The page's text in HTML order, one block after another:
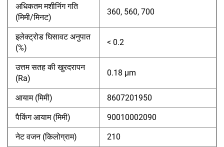
अधिकतम मशीनिंग गति
(मिमी/मिनट)
360, 560, 700
इलेक्ट्रोड घिसावट अनुपात
(%)
< 0.2
उत्तम सतह की खुरदरापन
(Ra)
0.18 µm
आयाम (मिमी) 8607201950
पैकिंग आयाम (मिमी) 90010002090
नेट वजन (किलोग्राम) 210